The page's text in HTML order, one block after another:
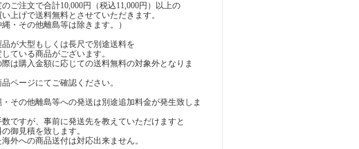
のご注文で合計10,000円（税込11,000円）以上の
い上げで送料無料とさせていただきます。
縄・その他離島等は除きます。）
が大型もしくは長尺で別途送料を
ている商品がございます。
際は購入金額に応じての送料無料の対象外となりま
ページにてご確認ください。
・その他離島等への発送は別途追加料金が発生致しま
数ですが、事前に発送先を教えていただけますと
御見積を致します。
海外への商品送付は対応出来ません。